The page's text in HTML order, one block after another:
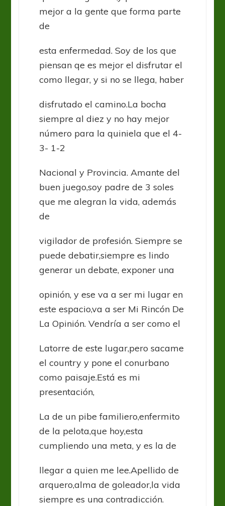
mejor a la gente que forma parte
de
esta enfermedad. Soy de los que
piensan qe es mejor el disfrutar el
como llegar, y si no se llega, haber
disfrutado el camino.La bocha
siempre al diez y no hay mejor
número para la quiniela que el 4-
3- 1-2
Nacional y Provincia. Amante del
buen juego,soy padre de 3 soles
que me alegran la vida, además
de
vigilador de profesión. Siempre se
puede debatir,siempre es lindo
generar un debate, exponer una
opinión, y ese va a ser mi lugar en
este espacio,va a ser Mi Rincón De
La Opinión. Vendría a ser como el
Latorre de este lugar,pero sacame
el country y pone el conurbano
como paisaje.Está es mi
presentación,
La de un pibe familiero,enfermito
de la pelota,que hoy,esta
cumpliendo una meta, y es la de
llegar a quien me lee.Apellido de
arquero,alma de goleador,la vida
siempre es una contradicción.